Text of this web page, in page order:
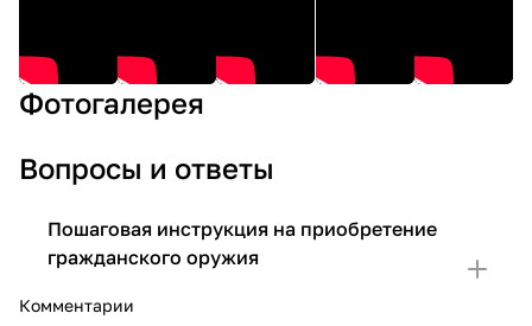
Фотогалерея
Вопросы и ответы
Пошаговая инструкция на приобретение
гражданского оружия
Комментарии